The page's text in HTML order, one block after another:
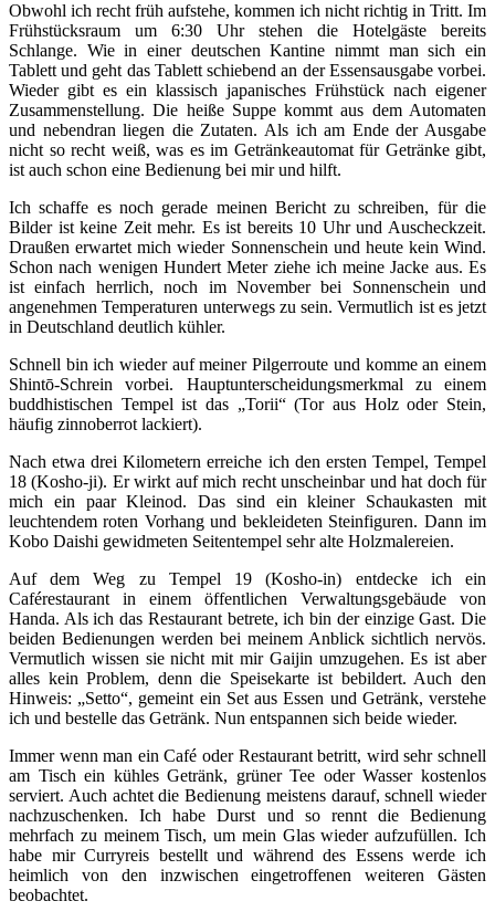
Obwohl ich recht früh aufstehe, kommen ich nicht richtig in Tritt. Im
Frühstücksraum um 6:30 Uhr stehen die Hotelgäste bereits
Schlange. Wie in einer deutschen Kantine nimmt man sich ein
Tablett und geht das Tablett schiebend an der Essensausgabe vorbei.
Wieder gibt es ein klassisch japanisches Frühstück nach eigener
Zusammenstellung. Die heiße Suppe kommt aus dem Automaten
und nebendran liegen die Zutaten. Als ich am Ende der Ausgabe
nicht so recht weiß, was es im Getränkeautomat für Getränke gibt,
ist auch schon eine Bedienung bei mir und hilft.
Ich schaffe es noch gerade meinen Bericht zu schreiben, für die
Bilder ist keine Zeit mehr. Es ist bereits 10 Uhr und Auscheckzeit.
Draußen erwartet mich wieder Sonnenschein und heute kein Wind.
Schon nach wenigen Hundert Meter ziehe ich meine Jacke aus. Es
ist einfach herrlich, noch im November bei Sonnenschein und
angenehmen Temperaturen unterwegs zu sein. Vermutlich ist es jetzt
in Deutschland deutlich kühler.
Schnell bin ich wieder auf meiner Pilgerroute und komme an einem
Shintō-Schrein vorbei. Hauptunterscheidungsmerkmal zu einem
buddhistischen Tempel ist das „Torii“ (Tor aus Holz oder Stein,
häufig zinnoberrot lackiert).
Nach etwa drei Kilometern erreiche ich den ersten Tempel, Tempel
18 (Kosho-ji). Er wirkt auf mich recht unscheinbar und hat doch für
mich ein paar Kleinod. Das sind ein kleiner Schaukasten mit
leuchtendem roten Vorhang und bekleideten Steinfiguren. Dann im
Kobo Daishi gewidmeten Seitentempel sehr alte Holzmalereien.
Auf dem Weg zu Tempel 19 (Kosho-in) entdecke ich ein
Caférestaurant in einem öffentlichen Verwaltungsgebäude von
Handa. Als ich das Restaurant betrete, ich bin der einzige Gast. Die
beiden Bedienungen werden bei meinem Anblick sichtlich nervös.
Vermutlich wissen sie nicht mit mir Gaijin umzugehen. Es ist aber
alles kein Problem, denn die Speisekarte ist bebildert. Auch den
Hinweis: „Setto“, gemeint ein Set aus Essen und Getränk, verstehe
ich und bestelle das Getränk. Nun entspannen sich beide wieder.
Immer wenn man ein Café oder Restaurant betritt, wird sehr schnell
am Tisch ein kühles Getränk, grüner Tee oder Wasser kostenlos
serviert. Auch achtet die Bedienung meistens darauf, schnell wieder
nachzuschenken. Ich habe Durst und so rennt die Bedienung
mehrfach zu meinem Tisch, um mein Glas wieder aufzufüllen. Ich
habe mir Curryreis bestellt und während des Essens werde ich
heimlich von den inzwischen eingetroffenen weiteren Gästen
beobachtet.